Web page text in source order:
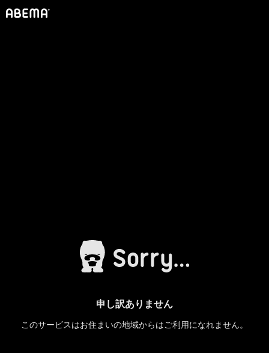
申し訳ありません
このサービスはお住まいの地域からはご利用になれません。